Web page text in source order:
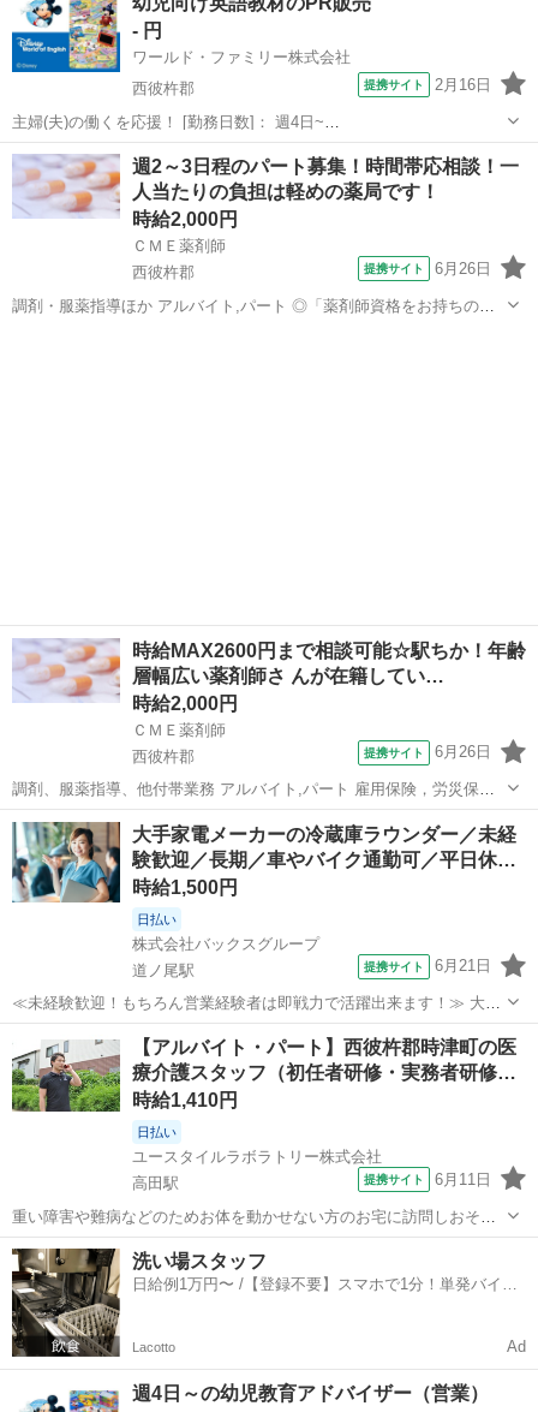
◎ 資格をお持ちでない方は応募できませんのでご注意下さい。 最後ま
でお読みいただきあり...
- 円
ワールド・ファミリー株式会社
西彼杵郡
提携サイト 2月16日
主婦(夫)の働くを応援！ [勤務日数]： 週4日~
10:00~17:00/10:00~16:00/10:00~15:00/09:30~14:00 [勤務地・最寄
駅]： 長崎県西彼杵郡 ※勤務エリア選択可 ワールド・フ...
長崎 西彼杵郡 営業
週2～3日程のパート募集！時間帯応相談！一
人当たりの負担は軽めの薬局です！
時給2,000円
ＣＭＥ薬剤師
西彼杵郡
提携サイト 6月26日
調剤・服薬指導ほか アルバイト,パート ◎「薬剤師資格をお持ちの
時給MAX2600円まで相談可能☆駅ちか！年齢
層幅広い薬剤師さ んが在籍してい…
時給2,000円
ＣＭＥ薬剤師
西彼杵郡
提携サイト 6月26日
調剤、服薬指導、他付帯業務 アルバイト,パート 雇用保険，労災保
険，健康保険，厚生年金 ◎「薬剤師資格をお持ちの方」向け求人です
◎ 資格をお持ちでない方は応募できませんのでご注意下さい。 最後ま
でお読みいただきあり...
長崎 西彼杵郡 薬剤師
大手家電メーカーの冷蔵庫ラウンダー／未経
験歓迎／長期／車やバイク通勤可／平日休…
時給1,500円
日払い
株式会社バックスグループ
道ノ尾駅
提携サイト 6月21日
≪未経験歓迎！もちろん営業経験者は即戦力で活躍出来ます！≫ 大手
家電メーカーの営業担当として、長崎エリアの家電量販店などの店舗
を巡回し、 販売促進や営業活動を行うお仕事。 取り扱う商品は冷蔵庫
や洗濯機といった生活家電になり...
西彼杵郡 道ノ尾駅 営業
【アルバイト・パート】西彼杵郡時津町の医
療介護スタッフ（初任者研修・実務者研修…
時給1,410円
日払い
ユースタイルラボラトリー株式会社
高田駅
提携サイト 6月11日
重い障害や難病などのためお体を動かせない方のお宅に訪問しおそば
でケアする『日中の見守り訪問介護』です。もちろん直行直帰OK。
【サービス】 訪問介護（日勤） 【仕事内容】 ご高齢やさまざまな障
がいによりおひとりでは生活で...
長崎 西彼杵郡 高田駅
洗い場スタッフ
日給例1万円〜 /【登録不要】スマホで1分！単発バイト
Lacotto Ad
週4日～の幼児教育アドバイザー（営業）